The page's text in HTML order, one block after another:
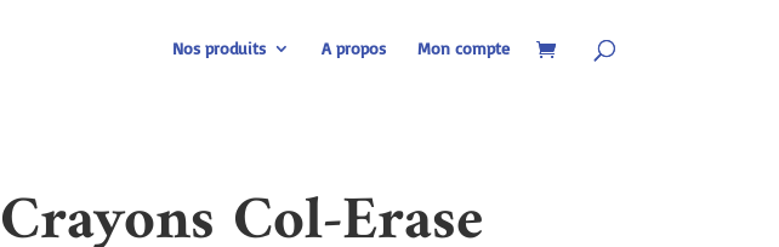
Nos produits A propos Mon compte
Crayons Col-Erase